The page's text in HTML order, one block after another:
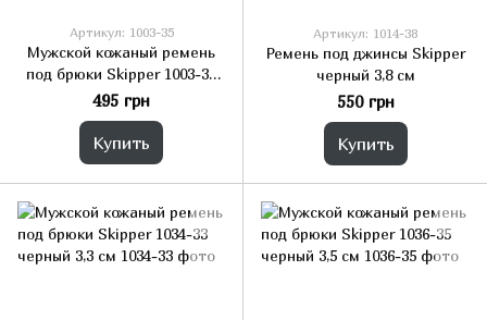
Артикул: 1003-35
Мужской кожаный ремень
под брюки Skipper 1003-35
черный 3,5 см
495 грн
Купить
Артикул: 1014-38
Ремень под джинсы Skipper
черный 3,8 см
550 грн
Купить